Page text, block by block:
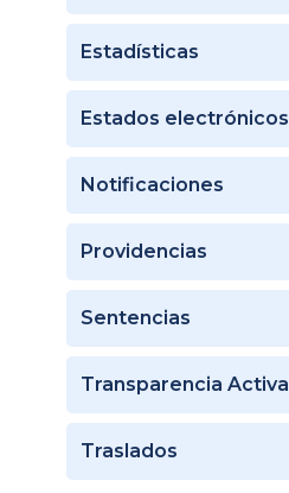
Estadísticas
Estados electrónicos
Notificaciones
Providencias
Sentencias
Transparencia Activa
Traslados